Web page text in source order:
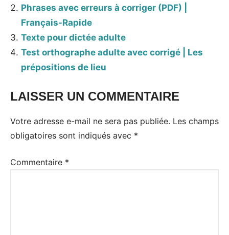
Phrases avec erreurs à corriger (PDF) |
Français-Rapide
Texte pour dictée adulte
Test orthographe adulte avec corrigé | Les
prépositions de lieu
LAISSER UN COMMENTAIRE
Votre adresse e-mail ne sera pas publiée. Les champs
obligatoires sont indiqués avec *
Commentaire *